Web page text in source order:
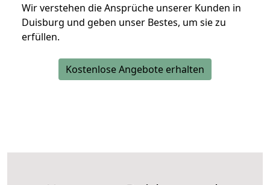
Wir verstehen die Ansprüche unserer Kunden in
Duisburg und geben unser Bestes, um sie zu
erfüllen.
Kostenlose Angebote erhalten